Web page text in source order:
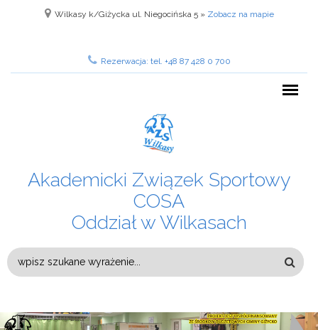
Przejdź do treściWilkasy k/Giżycka ul. Niegocińska 5 » Zobacz na mapie
Rezerwacja: tel. +48 87 428 0 700
Akademicki Związek Sportowy
COSA
Oddział w Wilkasach
FORMULARZ